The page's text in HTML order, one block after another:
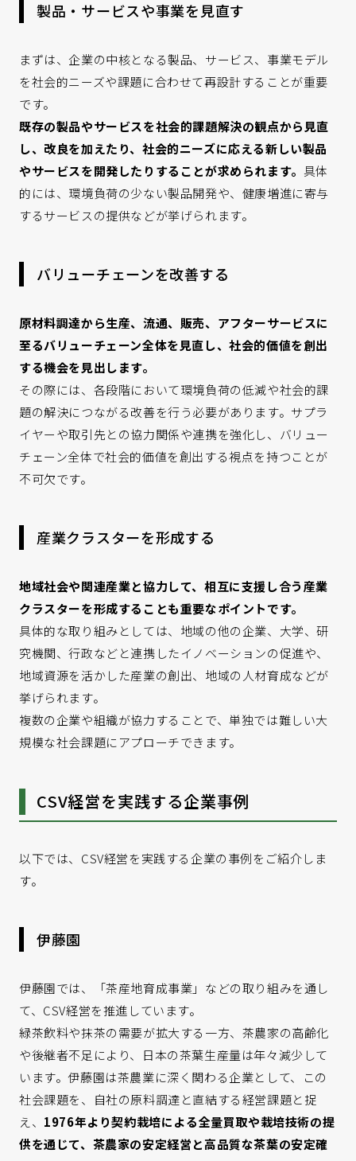
製品・サービスや事業を見直す
まずは、企業の中核となる製品、サービス、事業モデル
を社会的ニーズや課題に合わせて再設計することが重要
です。
既存の製品やサービスを社会的課題解決の観点から見直
し、改良を加えたり、社会的ニーズに応える新しい製品
やサービスを開発したりすることが求められます。 具体
的には、環境負荷の少ない製品開発や、健康増進に寄与
するサービスの提供などが挙げられます。
バリューチェーンを改善する
原材料調達から生産、流通、販売、アフターサービスに
至るバリューチェーン全体を見直し、社会的価値を創出
する機会を見出します。
その際には、各段階において環境負荷の低減や社会的課
題の解決につながる改善を行う必要があります。サプラ
イヤーや取引先との協力関係や連携を強化し、バリュー
チェーン全体で社会的価値を創出する視点を持つことが
不可欠です。
産業クラスターを形成する
地域社会や関連産業と協力して、相互に支援し合う産業
クラスターを形成することも重要なポイントです。
具体的な取り組みとしては、地域の他の企業、大学、研
究機関、行政などと連携したイノベーションの促進や、
地域資源を活かした産業の創出、地域の人材育成などが
挙げられます。
複数の企業や組織が協力することで、単独では難しい大
規模な社会課題にアプローチできます。
CSV経営を実践する企業事例
以下では、CSV経営を実践する企業の事例をご紹介しま
す。
伊藤園
伊藤園では、「茶産地育成事業」などの取り組みを通し
て、CSV経営を推進しています。
緑茶飲料や抹茶の需要が拡大する一方、茶農家の高齢化
や後継者不足により、日本の茶葉生産量は年々減少して
います。伊藤園は茶農業に深く関わる企業として、この
社会課題を、自社の原料調達と直結する経営課題と捉
え、 1976年より契約栽培による全量買取や栽培技術の提
供を通じて、茶農家の安定経営と高品質な茶葉の安定確